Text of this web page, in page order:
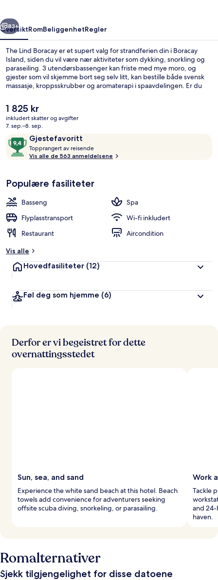
Neste
83+
OversiktRomBeliggenhetRegler
The Lind Boracay er et supert valg for strandferien din i Boracay
Island, siden du vil være nær aktiviteter som dykking, snorkling og
paraseiling. 3 utendørsbassenger kan friste med mye moro, og
gjester som vil skjemme bort seg selv litt, kan bestille både svensk
massasje, kroppsskrubber og aromaterapi i spaavdelingen. Er du
baren. En barneklubb (inkludert), en bassengbar og et
treningssenter er noe av det du kan se frem til hvis du velger å bo
på dette hotellet i luksuriøs stil. Andre reisende skryter av blant
annet den vennlige betjeningen.
Den
nåværende
prisen
1 825 kr
1 825 kr
inkludert skatter og avgifter
7. sep.–8. sep.
AnmeldelserGjestefavoritt
9,4
av
10,
Topprangert av reisende
o
v
i
e
Vis alle de 563 anmeldelsene
Populære fasiliteter
Basseng
Spa
Flyplasstransport
Wi-fi inkludert
Restaurant
Aircondition
Vis alle
Hovedfasiliteter (12)
Føl deg som hjemme (6)
Derfor er vi begeistret for dette
overnattingsstedet
Sun, sea, and sand
Experience the white sand beach at this hotel. Beach
towels add convenience for adventurers seeking
offsite scuba diving, snorkeling, or parasailing.
Work
Tackle
and
haven.
Romalternativer
Sjekk tilgjengelighet for disse datoene